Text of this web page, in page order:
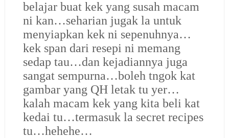
belajar buat kek yang susah macam
ni kan…seharian jugak la untuk
menyiapkan kek ni sepenuhnya…
kek span dari resepi ni memang
sedap tau…dan kejadiannya juga
sangat sempurna…boleh tngok kat
gambar yang QH letak tu yer…
kalah macam kek yang kita beli kat
kedai tu…termasuk la secret recipes
tu…hehehe…